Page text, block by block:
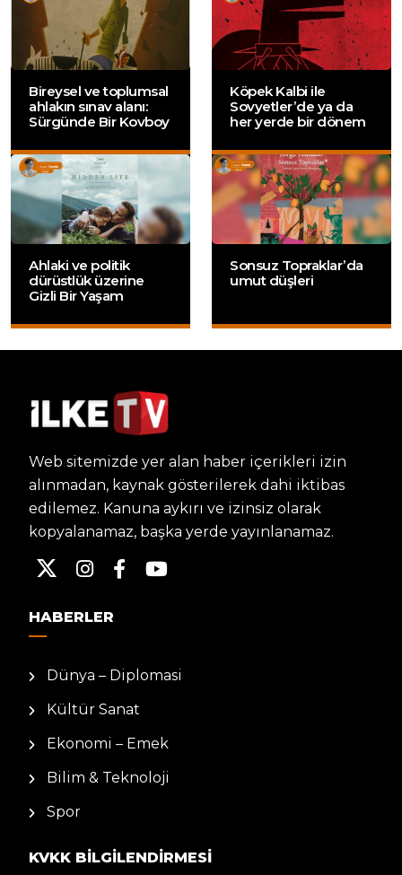
Bireysel ve toplumsal
ahlakın sınav alanı:
Sürgünde Bir Kovboy
Köpek Kalbi ile
Sovyetler’de ya da
her yerde bir dönem
Ahlaki ve politik
dürüstlük üzerine
Gizli Bir Yaşam
Sonsuz Topraklar’da
umut düşleri
Web sitemizde yer alan haber içerikleri izin
alınmadan, kaynak gösterilerek dahi iktibas
edilemez. Kanuna aykırı ve izinsiz olarak
kopyalanamaz, başka yerde yayınlanamaz.
HABERLER
Dünya – Diplomasi
Kültür Sanat
Ekonomi – Emek
Bilim & Teknoloji
Spor
KVKK BILGILENDIRMESI